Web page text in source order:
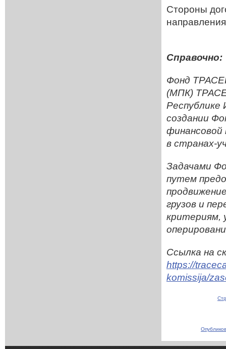
Стороны
Справочно:
Фонд
(МПК)
Республике
создании
финансовой
в странах-
Задачами
путем
грузов и
критериям,
Ссылка на
https://
komissija/